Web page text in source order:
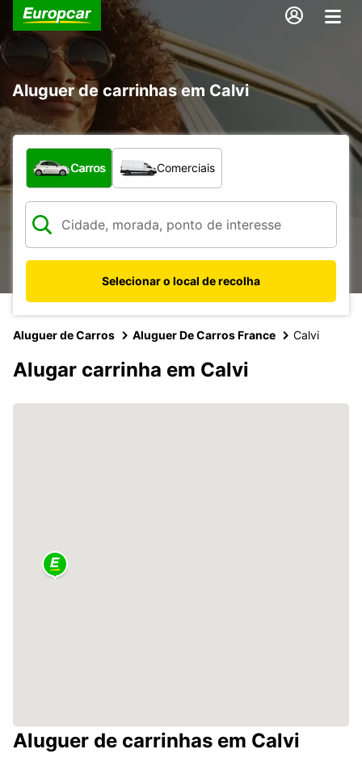
Aluguer de carrinhas em Calvi
Que tipo de veículo pretende?
Carros Comerciais
Selecionar o local de recolha
Aluguer de Carros Aluguer De Carros France Calvi
Alugar carrinha em Calvi
Aluguer de carrinhas em Calvi